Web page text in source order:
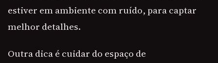
estiver em ambiente com ruído, para captar
melhor detalhes.
Outra dica é cuidar do espaço de